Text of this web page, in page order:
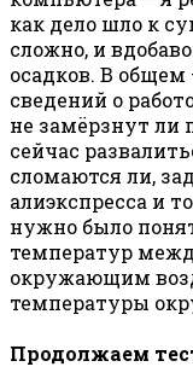
как дело шло к
сложно, и
осадков. В
сведений о
не замёрзнут
сейчас
сломаются ли,
алиэкспресса и
нужно было
температур
окружающим
температуры
Продолжаем